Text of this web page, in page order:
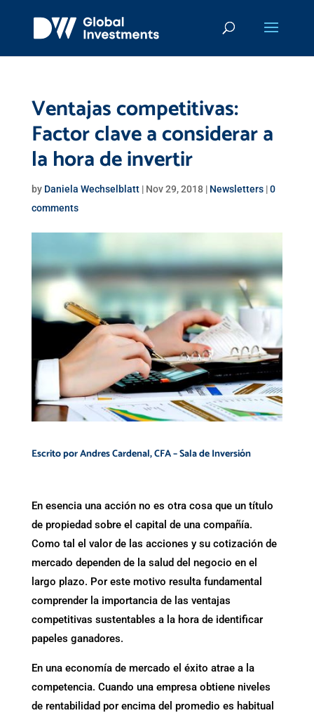
Ventajas competitivas:
Factor clave a considerar a
la hora de invertir
by Daniela Wechselblatt| Nov 29, 2018| Newsletters|0
comments
Escrito por Andres Cardenal, CFA – Sala de Inversión
En esencia una acción no es otra cosa que un título
de propiedad sobre el capital de una compañía.
Como tal el valor de las acciones y su cotización de
mercado dependen de la salud del negocio en el
largo plazo. Por este motivo resulta fundamental
comprender la importancia de las ventajas
competitivas sustentables a la hora de identificar
papeles ganadores.
En una economía de mercado el éxito atrae a la
competencia. Cuando una empresa obtiene niveles
de rentabilidad por encima del promedio es habitual